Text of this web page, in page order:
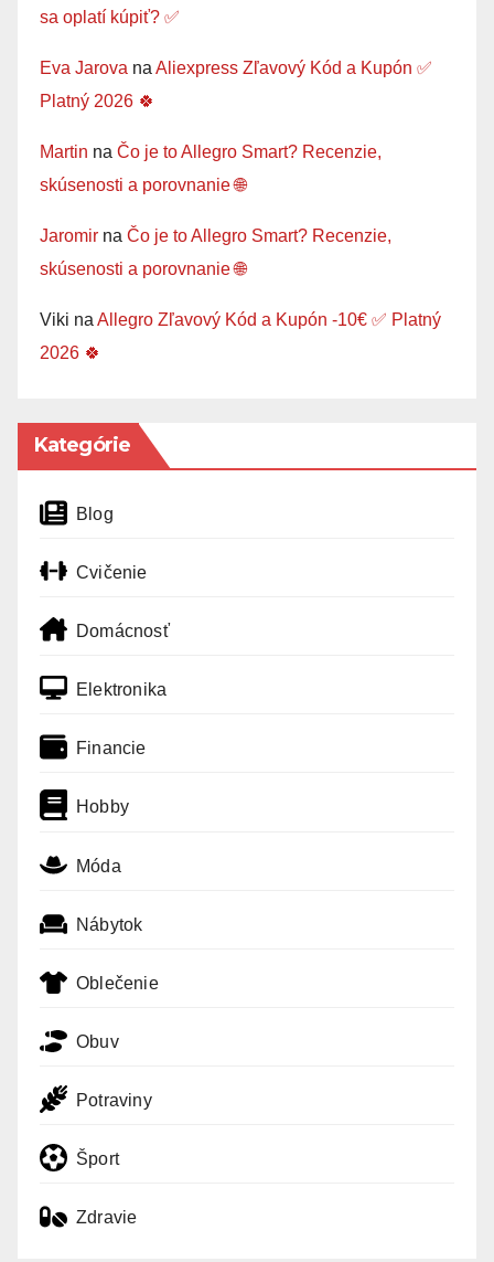
sa oplatí kúpiť? ✅
Eva Jarova na Aliexpress Zľavový Kód a Kupón ✅
Platný 2026 🍀
Martin na Čo je to Allegro Smart? Recenzie,
skúsenosti a porovnanie 🌐
Jaromir na Čo je to Allegro Smart? Recenzie,
skúsenosti a porovnanie 🌐
Viki na Allegro Zľavový Kód a Kupón -10€ ✅ Platný
2026 🍀
Kategórie
Blog
Cvičenie
Domácnosť
Elektronika
Financie
Hobby
Móda
Nábytok
Oblečenie
Obuv
Potraviny
Šport
Zdravie